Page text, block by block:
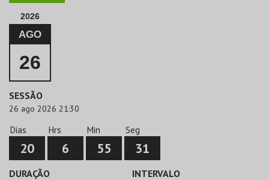
2026
AGO
26
SESSÃO
26 ago 2026 21:30
Dias
20
Hrs
6
Min
55
Seg
31
DURAÇÃO INTERVALO